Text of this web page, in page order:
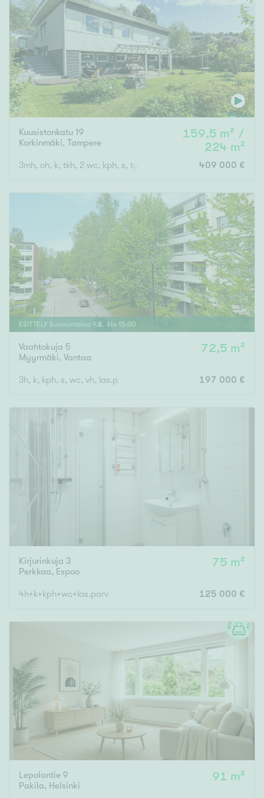
Kuusistonkatu 19
Korkinmäki, Tampere
159,5 m² /
224 m²
3mh, oh, k, tkh, 2 wc, kph, s, työtilaa, ak 409 000 €
ESITTELY Sunnuntaina 9.8. klo 15:00
Vaahtokuja 5
Myyrmäki, Vantaa
72,5 m²
3h, k, kph, s, wc, vh, las.p 197 000 €
Kirjurinkuja 3
Perkkaa, Espoo
75 m²
4h+k+kph+wc+las.parv 125 000 €
Lepolantie 9
Pakila, Helsinki
91 m²